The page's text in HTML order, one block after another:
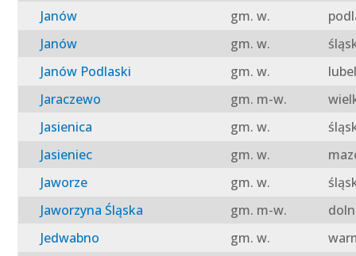
Janów gm. w.
Janów
gm. w.
Janów Podlaski
gm. w.
Jaraczewo
gm. m-w.
Jasienica
gm. w.
Jasieniec
gm. w.
Jaworze
gm. w.
Jaworzyna Śląska
gm. m-w.
Jedwabno
gm. w.